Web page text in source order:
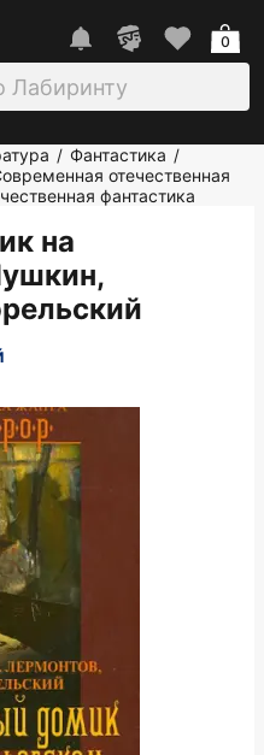
0
/ Фантастика /
отечественная
фантастика
на